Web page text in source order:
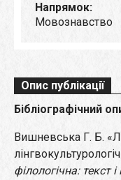
Напрямок:
Мовознавство
Опис публікації
Бібліографічний
Вишневська Г. Б.
філологічна: текст